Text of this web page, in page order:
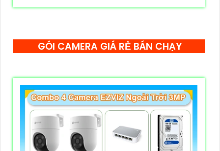
GÓI CAMERA GIÁ RẺ BÁN CHẠY